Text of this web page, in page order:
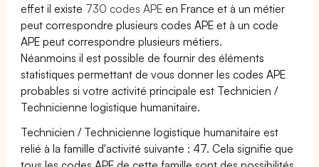
effet il existe 730 codes APE en France et à un métier
peut correspondre plusieurs codes APE et à un code
APE peut correspondre plusieurs métiers.
Néanmoins il est possible de fournir des éléments
statistiques permettant de vous donner les codes APE
probables si votre activité principale est Technicien /
Technicienne logistique humanitaire.
Technicien / Technicienne logistique humanitaire est
relié à la famille d'activité suivante : 47. Cela signifie que